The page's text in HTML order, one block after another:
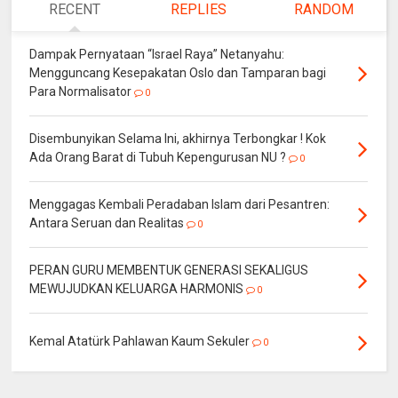
RECENT REPLIES RANDOM
Dampak Pernyataan “Israel Raya” Netanyahu:
Mengguncang Kesepakatan Oslo dan Tamparan bagi
Para Normalisator
0
Disembunyikan Selama Ini, akhirnya Terbongkar ! Kok
Ada Orang Barat di Tubuh Kepengurusan NU ?
0
Menggagas Kembali Peradaban Islam dari Pesantren:
Antara Seruan dan Realitas
0
PERAN GURU MEMBENTUK GENERASI SEKALIGUS
MEWUJUDKAN KELUARGA HARMONIS
0
Kemal Atatürk Pahlawan Kaum Sekuler 0